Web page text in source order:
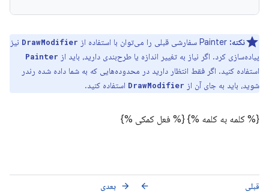
نکته: Painter سفارشی قبلی را می‌توان با استفاده از DrawModifier نیز
پیاده‌سازی کرد. اگر نیاز به تغییر اندازه یا طرح‌بندی دارید، باید از Painter
استفاده کنید. اگر فقط انتظار دارید در محدوده‌هایی که به شما داده شده رندر
شوید، باید به جای آن از DrawModifier استفاده کنید.
{% کلمه به کلمه %} {% فعل کمکی %}
قبلی arrow_back بعدی arrow_forward